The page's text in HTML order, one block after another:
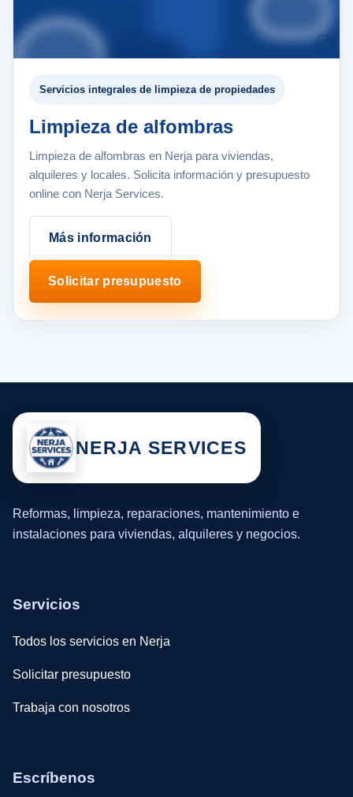
Servicios integrales de limpieza de propiedades
Limpieza de alfombras
Limpieza de alfombras en Nerja para viviendas,
alquileres y locales. Solicita información y presupuesto
online con Nerja Services.
Más información
Solicitar presupuesto
NERJA SERVICES
Reformas, limpieza, reparaciones, mantenimiento e
instalaciones para viviendas, alquileres y negocios.
Servicios
Todos los servicios en Nerja
Solicitar presupuesto
Trabaja con nosotros
Escríbenos